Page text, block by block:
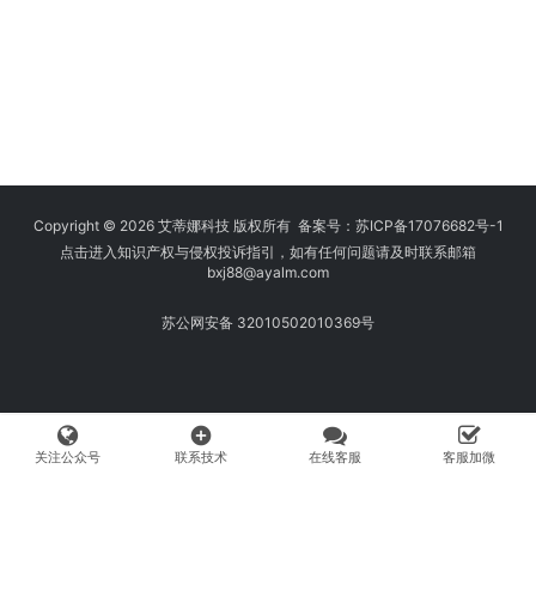
Copyright © 2026 艾蒂娜科技 版权所有 备案号： 苏ICP备17076682号-1
点击进入知识产权与侵权投诉指引，如有任何问题请及时联系邮箱
bxj88@ayalm.com
苏公网安备 32010502010369号
关注公众号
add_circle
联系技术 在线客服 客服加微